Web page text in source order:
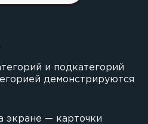
и подкатегорий
демонстрируются
экране — карточки